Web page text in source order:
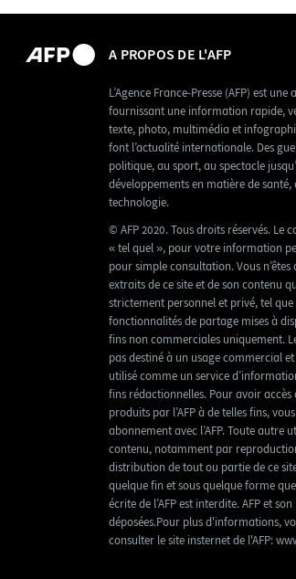
A PROPOS DE L'AFP
L’Agence France-Presse (AFP) est
fournissant une information rapide,
texte, photo, multimédia et
font l’actualité internationale. Des
politique, au sport, au spectacle
développements en matière de santé,
technologie.
© AFP 2020. Tous droits réservés. Le
« tel quel », pour votre information
pour simple consultation. Vous
extraits de ce site et de son contenu
strictement personnel et privé, tel
fonctionnalités de partage mises à
fins non commerciales uniquement.
pas destiné à un usage commercial
utilisé comme un service
fins rédactionnelles. Pour avoir
produits par l’AFP à de telles fins,
abonnement avec l’AFP. Toute autre
contenu, notamment par
distribution de tout ou partie de ce
quelque fin et sous quelque forme
écrite de l’AFP est interdite. AFP et
déposées.Pour plus d'informations,
consulter le site insternet de l'AFP: